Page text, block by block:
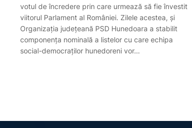
votul de încredere prin care urmează să fie învestit
viitorul Parlament al României. Zilele acestea, și
Organizația județeană PSD Hunedoara a stabilit
componența nominală a listelor cu care echipa
social-democraților hunedoreni vor…